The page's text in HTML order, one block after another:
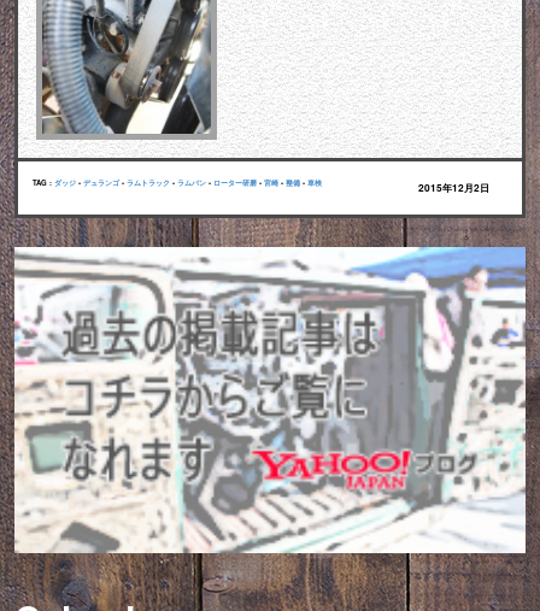
TAG : ダッジ • デュランゴ• ラムトラック • ラムバン • ローター研磨 • 宮崎 • 整備 • 車検 2015年12月2日